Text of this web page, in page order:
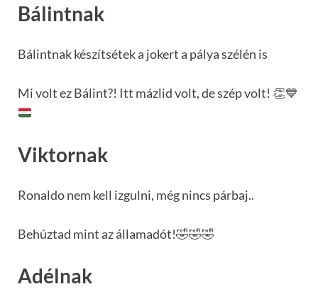
Bálintnak
Bálintnak készítsétek a jokert a pálya szélén is
Mi volt ez Bálint?! Itt mázlid volt, de szép volt! 👏💙
Viktornak
Ronaldo nem kell izgulni, még nincs párbaj..
Behúztad mint az államadót!🤣🤣🤣
Adélnak